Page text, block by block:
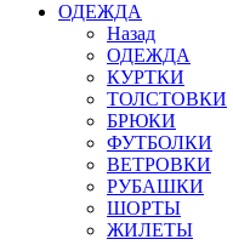
ОДЕЖДА
Назад
ОДЕЖДА
КУРТКИ
ТОЛСТОВКИ
БРЮКИ
ФУТБОЛКИ
ВЕТРОВКИ
РУБАШКИ
ШОРТЫ
ЖИЛЕТЫ